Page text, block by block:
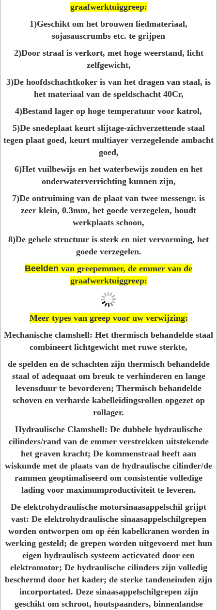
graafwerktuiggreep:
1)Geschikt om het brouwen liedmateriaal,
sojasauscrumbs etc. te grijpen
2)Door straal is verkort, met hoge weerstand, licht
zelfgewicht,
3)De hoofdschachtkoker is van het dragen van staal, is
het materiaal van de speldschacht 40Cr,
4)Bestand lager op hoge temperatuur voor katrol,
5)De snedeplaat keurt slijtage-zichverzettende staal
tegen plaat goed, keurt multiayer verzegelende ambacht
goed,
6)Het vuilbewijs en het waterbewijs zouden en het
onderwaterverrichting kunnen zijn,
7)De ontruiming van de plaat van twee messengr. is
zeer klein, 0.3mm, het goede verzegelen, houdt
werkplaats schoon,
8)De gehele structuur is sterk en niet vervorming, het
goede verzegelen.
Beelden van greepemmer, de emmer van de
graafwerktuiggreep:
Meer types van greep voor uw verwijzing:
Mechanische clamshell: Het thermisch behandelde staal
combineert lichtgewicht met ruwe sterkte,
de spelden en de schachten zijn thermisch behandelde
staal of adequaat om breuk te verhinderen en lange
levensduur te bevorderen; Thermisch behandelde
schoven en verharde kabelleidingsrollen opgezet op
rollager.
Hydraulische Clamshell: De dubbele hydraulische
cilinders/rand van de emmer verstrekken uitstekende
het graven kracht; De kommenstraal heeft aan
wiskunde met de plaats van de hydraulische cilinder/de
rammen geoptimaliseerd om consistentie volledige
lading voor maximumproductiviteit te leveren.
De elektrohydraulische motorsinaasappelschil grijpt
vast: De elektrohydraulische sinaasappelschilgrepen
worden ontworpen om op één kabelkranen worden in
werking gesteld; de grepen worden uitgevoerd met hun
eigen hydraulisch systeem acticvated door een
elektromotor; De hydraulische cilinders zijn volledig
beschermd door het kader; de sterke tandeneinden zijn
incorportated. Deze sinaasappelschilgrepen zijn
geschikt om schroot, houtspaanders, binnenlandse